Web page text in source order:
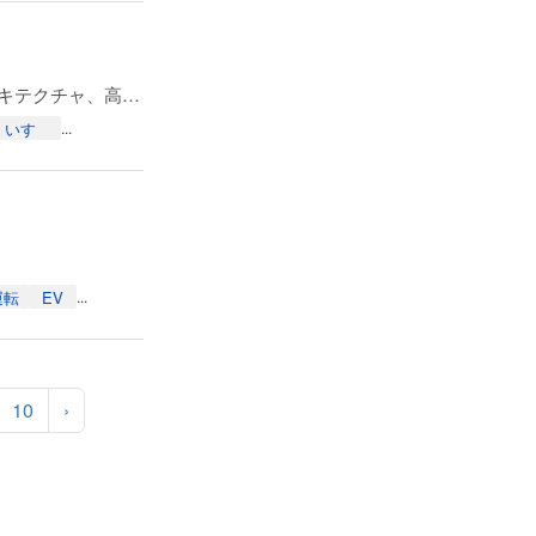
人とくるまのテクノロジー展2026：ソフトウェアプラットフォーム、E/Eアーキテクチャ、高性能ECU
いすゞ ...
転 EV ...
10 ›